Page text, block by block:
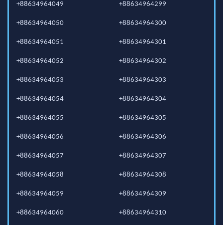
+88634964049
+88634964050
+88634964051
+88634964052
+88634964053
+88634964054
+88634964055
+88634964056
+88634964057
+88634964058
+88634964059
+88634964060
+88634964299
+88634964300
+88634964301
+88634964302
+88634964303
+88634964304
+88634964305
+88634964306
+88634964307
+88634964308
+88634964309
+88634964310